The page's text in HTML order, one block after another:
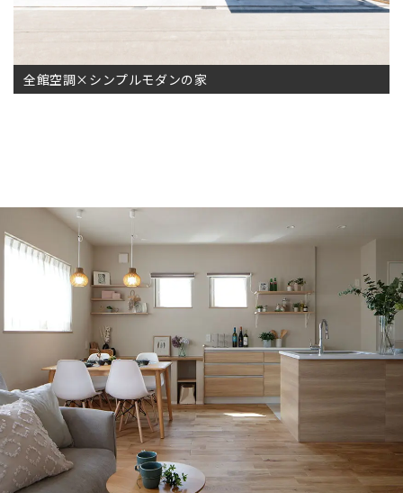
全館空調×シンプルモダンの家